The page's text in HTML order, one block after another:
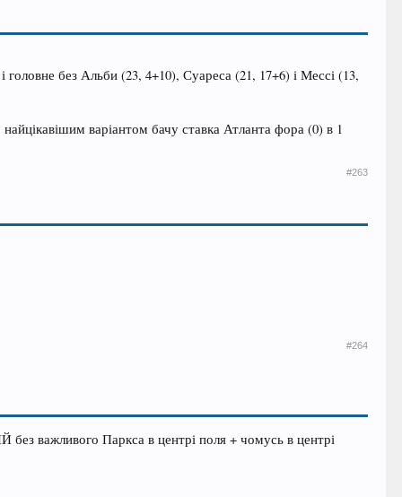
без Альби (23, 4+10), Суареса (21, 17+6) і Мессі (13,
варіантом бачу ставка Атланта фора (0) в 1
#263
#264
важливого Паркса в центрі поля + чомусь в центрі